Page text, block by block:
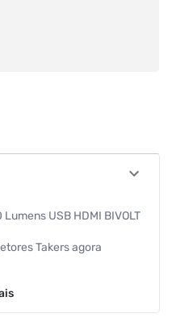
USB HDMI BIVOLT
Takers agora
você poderá aproveitar